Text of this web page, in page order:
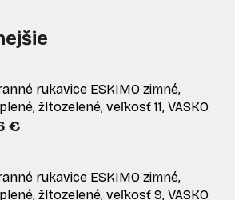
rukavice ESKIMO zimné,
žltozelené, veľkosť 11, VASKO
€
rukavice ESKIMO zimné,
žltozelené, veľkosť 9, VASKO